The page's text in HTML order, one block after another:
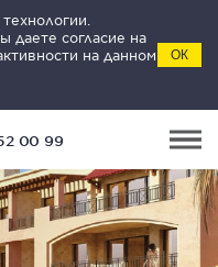
даете согласие на
на данном
ОК
00 99